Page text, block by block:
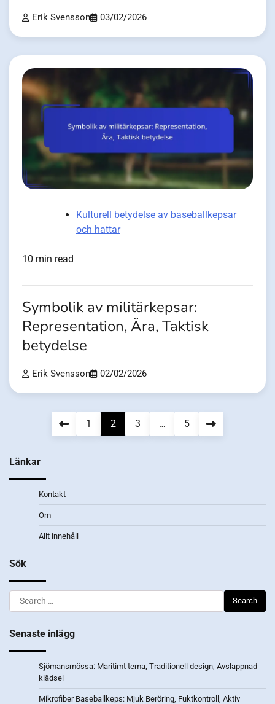
Erik Svensson 03/02/2026
Kulturell betydelse av baseballkepsar
och hattar
10 min read
Symbolik av militärkepsar:
Representation, Ära, Taktisk
betydelse
Erik Svensson 02/02/2026
1 2 3 … 5
Länkar
Kontakt
Om
Allt innehåll
Sök
Search
for:
Senaste inlägg
Sjömansmössa: Maritimt tema, Traditionell design, Avslappnad
klädsel
Mikrofiber Baseballkeps: Mjuk Beröring, Fuktkontroll, Aktiv